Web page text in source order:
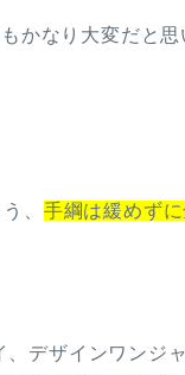
かなり大変だと
、 手綱は緩めず
デザインワンジ